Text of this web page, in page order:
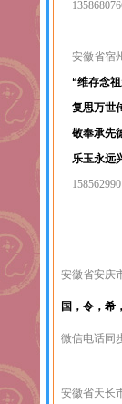
安徽省宿
“维存念
复思万世
敬奉承先
乐玉永远
安徽省安庆
国，令，希
微信电话同
安徽省天长